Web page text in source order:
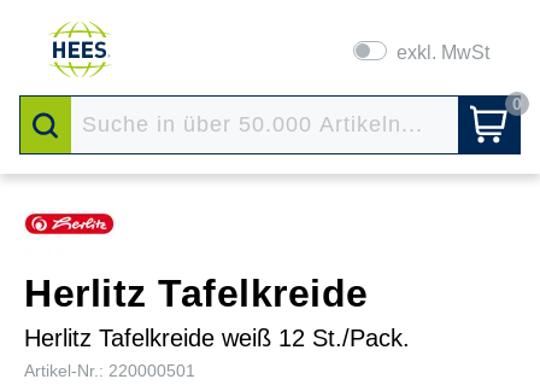
exkl. MwSt
0
Herlitz Tafelkreide
Herlitz Tafelkreide weiß 12 St./Pack.
Artikel-Nr.: 220000501